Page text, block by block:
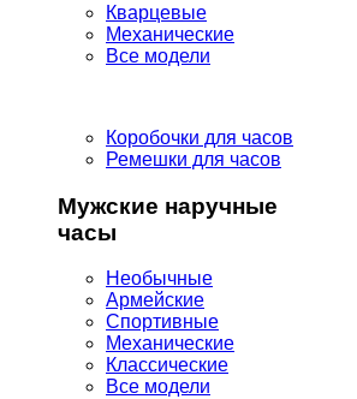
Кварцевые
Механические
Все модели
Коробочки для часов
Ремешки для часов
Мужские наручные
часы
Необычные
Армейские
Спортивные
Механические
Классические
Все модели